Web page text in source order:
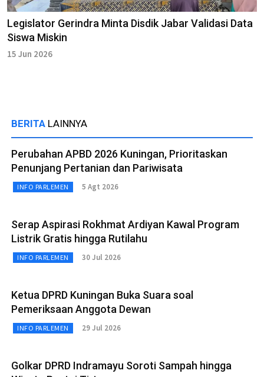
Legislator Gerindra Minta Disdik Jabar Validasi Data
Siswa Miskin
15 Jun 2026
BERITA LAINNYA
Perubahan APBD 2026 Kuningan, Prioritaskan
Penunjang Pertanian dan Pariwisata
INFO PARLEMEN 5 Agt 2026
Serap Aspirasi Rokhmat Ardiyan Kawal Program
Listrik Gratis hingga Rutilahu
INFO PARLEMEN 30 Jul 2026
Ketua DPRD Kuningan Buka Suara soal
Pemeriksaan Anggota Dewan
INFO PARLEMEN 29 Jul 2026
Golkar DPRD Indramayu Soroti Sampah hingga